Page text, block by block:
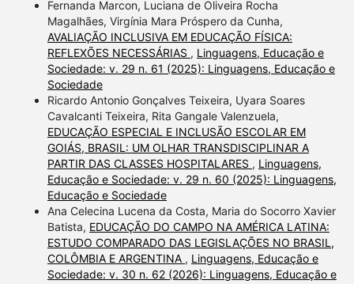
Fernanda Marcon, Luciana de Oliveira Rocha
Magalhães, Virgínia Mara Próspero da Cunha,
AVALIAÇÃO INCLUSIVA EM EDUCAÇÃO FÍSICA:
REFLEXÕES NECESSÁRIAS , Linguagens, Educação e
Sociedade: v. 29 n. 61 (2025): Linguagens, Educação e
Sociedade
Ricardo Antonio Gonçalves Teixeira, Uyara Soares
Cavalcanti Teixeira, Rita Gangale Valenzuela,
EDUCAÇÃO ESPECIAL E INCLUSÃO ESCOLAR EM
GOIÁS, BRASIL: UM OLHAR TRANSDISCIPLINAR A
PARTIR DAS CLASSES HOSPITALARES , Linguagens,
Educação e Sociedade: v. 29 n. 60 (2025): Linguagens,
Educação e Sociedade
Ana Celecina Lucena da Costa, Maria do Socorro Xavier
Batista, EDUCAÇÃO DO CAMPO NA AMÉRICA LATINA:
ESTUDO COMPARADO DAS LEGISLAÇÕES NO BRASIL,
COLÔMBIA E ARGENTINA , Linguagens, Educação e
Sociedade: v. 30 n. 62 (2026): Linguagens, Educação e